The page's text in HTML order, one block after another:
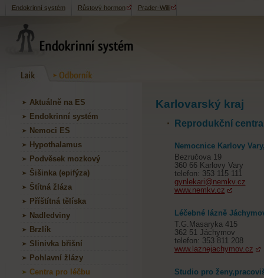
Endokrinní systém Růstový hormon Prader-Willi
Aktuálně na ES
Endokrinní systém
Nemoci ES
Hypothalamus
Podvěsek mozkový
Šišinka (epifýza)
Štítná žláza
Příštítná tělíska
Nadledviny
Brzlík
Slinivka břišní
Pohlavní žlázy
Centra pro léčbu
Karlovarský kraj
Reprodukční
Nemocnice Karlovy
Bezručova 19
360 66 Karlovy Vary
telefon: 353 115 111
gynlekari@nemkv.cz
www.nemkv.cz
Léčebné lázně
T.G.Masaryka 415
362 51 Jáchymov
telefon: 353 811 208
www.laznejachymov.cz
Studio pro